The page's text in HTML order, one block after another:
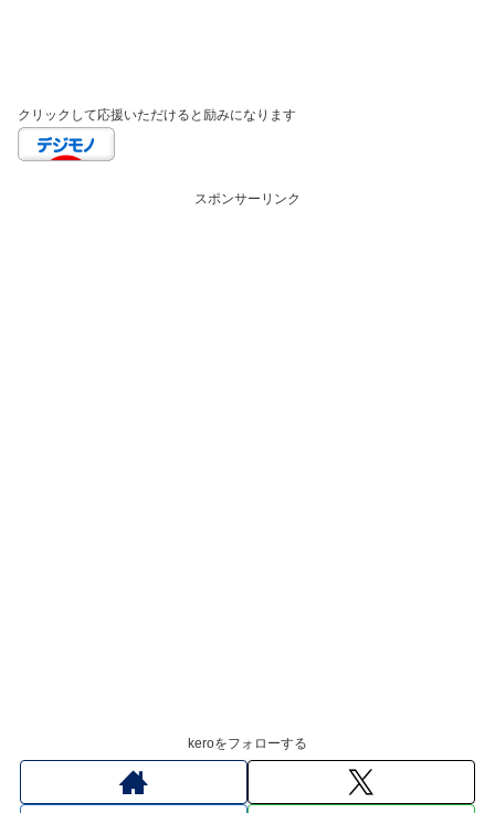
クリックして応援いただけると励みになります
スポンサーリンク
keroをフォローする